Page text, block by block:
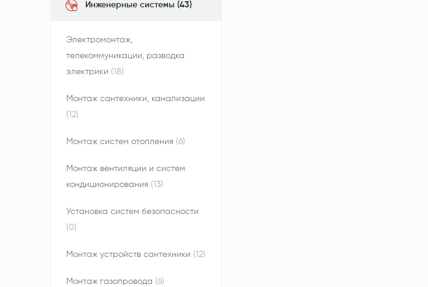
Инженерные системы (43)
Электромонтаж,
телекоммуникации, разводка
электрики (18)
Монтаж сантехники, канализации
(12)
Монтаж систем отопления (6)
Монтаж вентиляции и систем
кондиционирования (13)
Установка систем безопасности
(0)
Монтаж устройств сантехники (12)
Монтаж газопровода (6)